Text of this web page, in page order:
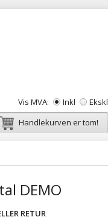
Vis MVA: Inkl
Ekskl
Handlekurven er tom!
DEMO
RETUR